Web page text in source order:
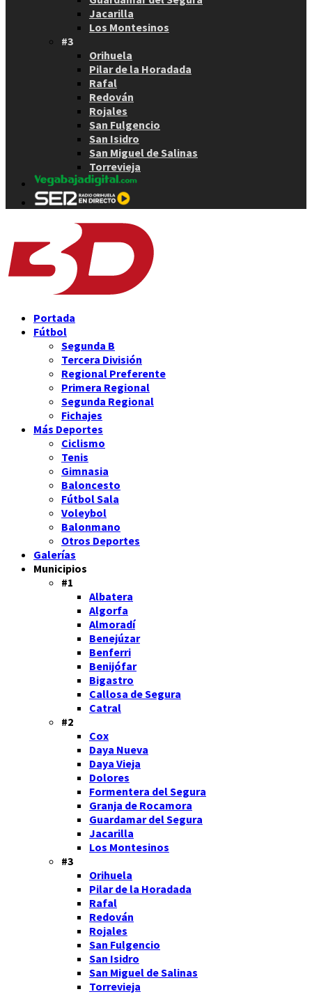
Jacarilla
Los Montesinos
#3
Orihuela
Pilar de la Horadada
Rafal
Redován
Rojales
San Fulgencio
San Isidro
San Miguel de Salinas
Torrevieja
Portada
Fútbol
Segunda B
Tercera División
Regional Preferente
Primera Regional
Segunda Regional
Fichajes
Más Deportes
Ciclismo
Tenis
Gimnasia
Baloncesto
Fútbol Sala
Voleybol
Balonmano
Otros Deportes
Galerías
Municipios
#1
Albatera
Algorfa
Almoradí
Benejúzar
Benferri
Benijófar
Bigastro
Callosa de Segura
Catral
#2
Cox
Daya Nueva
Daya Vieja
Dolores
Formentera del Segura
Granja de Rocamora
Guardamar del Segura
Jacarilla
Los Montesinos
#3
Orihuela
Pilar de la Horadada
Rafal
Redován
Rojales
San Fulgencio
San Isidro
San Miguel de Salinas
Torrevieja